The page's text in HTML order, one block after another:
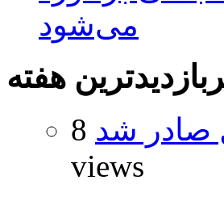
می‌شود
هفته
صادر شد 8
views